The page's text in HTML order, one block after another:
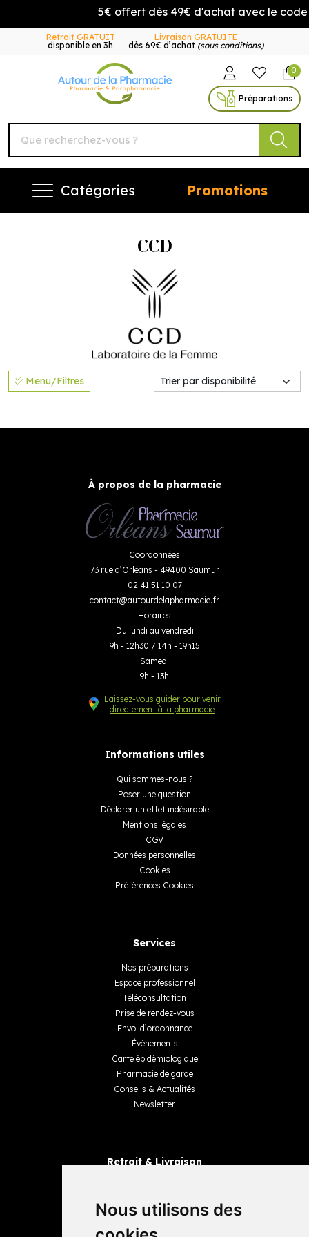
Nous utilisons des
5€ offert dès 49€ d'achat avec le code
Retrait GRATUIT
disponible en 3h
Livraison GRATUITE
dès 69€ d’achat (sous conditions)
Autour de la Pharmacie
0
Préparations
Catégories Promotions
CCD
Menu/Filtres
À propos de la pharmacie
Coordonnées
73 rue d’Orléans - 49400 Saumur
02 41 51 10 07
contact@autourdelapharmacie.fr
Horaires
Du lundi au vendredi
9h - 12h30 / 14h - 19h15
Samedi
9h - 13h
Laissez-vous guider pour venir
directement à la pharmacie
Informations utiles
Qui sommes-nous ?
Poser une question
Déclarer un effet indésirable
Mentions légales
CGV
Données personnelles
Cookies
Préférences Cookies
Services
Nos préparations
Espace professionnel
Téléconsultation
Prise de rendez-vous
Envoi d’ordonnance
Événements
Carte épidémiologique
Pharmacie de garde
Conseils & Actualités
Newsletter
Retrait & Livraison
Livraisons